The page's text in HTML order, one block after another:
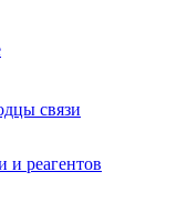
связи
и реагентов